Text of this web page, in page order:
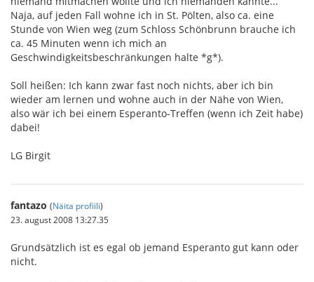
Naja, auf jeden Fall wohne ich in St. Pölten, also ca. eine
Stunde von Wien weg (zum Schloss Schönbrunn brauche ich
ca. 45 Minuten wenn ich mich an
Geschwindigkeitsbeschränkungen halte *g*).
Soll heißen: Ich kann zwar fast noch nichts, aber ich bin
wieder am lernen und wohne auch in der Nähe von Wien,
also wär ich bei einem Esperanto-Treffen (wenn ich Zeit habe)
dabei!
LG Birgit
fantazo (Näita profiili)
23. august 2008 13:27.35
Grundsätzlich ist es egal ob jemand Esperanto gut kann oder
nicht.